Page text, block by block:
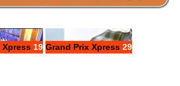
Xpress 19 Grand Prix Xpress 29